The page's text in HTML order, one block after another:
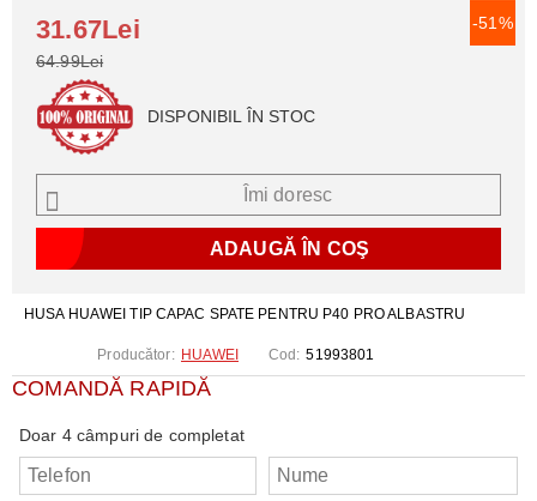
HUSA HUAWEI TIP CAPAC SPATE PENTRU P40 PRO ALBASTRU
Producător: HUAWEI Cod: 51993801
COMANDĂ RAPIDĂ
Doar 4 câmpuri de completat
-51%
31.67Lei
64.99Lei
DISPONIBIL ÎN STOC
Îmi doresc